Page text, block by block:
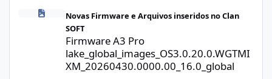
Firmware A3 Pro
Novas Firmware e Arquivos inseridos no Clan
SOFT
Firmware A3 Pro
lake_global_images_OS3.0.20.0.WGTMI
XM_20260430.0000.00_16.0_global